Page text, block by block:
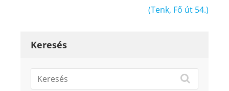
(Tenk, Fő út 54.)
Keresés